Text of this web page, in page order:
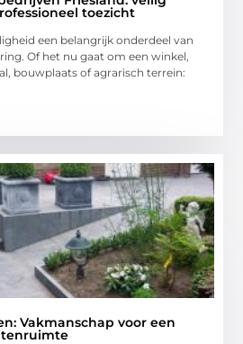
toezicht
een belangrijk onderdeel van
Of het nu gaat om een winkel,
bouwplaats of agrarisch terrein:
Vakmanschap voor een